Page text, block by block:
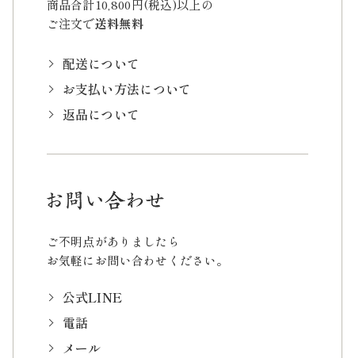
商品合計10,800円(税込)以上の
ご注文で送料無料
配送について
お支払い方法について
返品について
ご不明点がありましたら
お気軽にお問い合わせください。
公式LINE
電話
メール